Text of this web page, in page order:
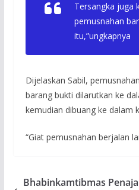
Tersangka juga
pemusnahan
itu,”ungkapnya
Dijelaskan Sabil,
barang bukti dilarutkan ke
kemudian dibuang ke dalam
“Giat pemusnahan berjalan
Bhabinkamtibmas